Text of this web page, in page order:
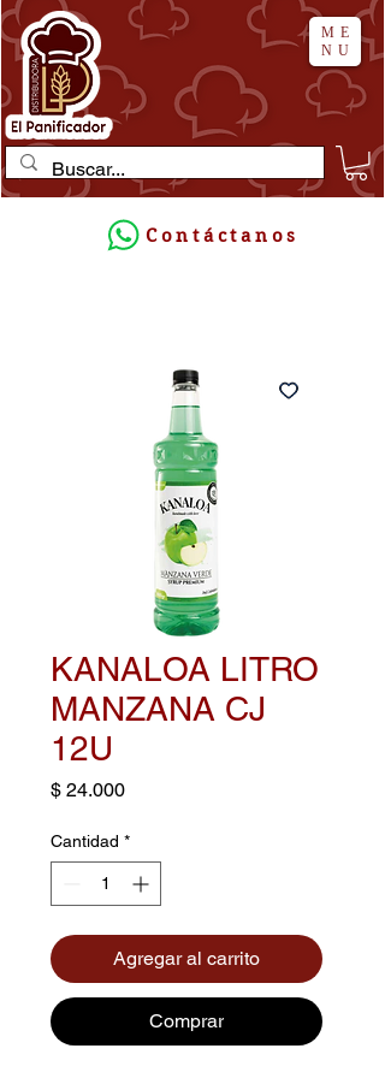
ME
NU
Contáctanos
KANALOA LITRO
MANZANA CJ
12U
$ 24.000Precio
Cantidad *
Agregar al carrito
Comprar